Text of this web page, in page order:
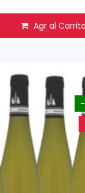
Agr al Carrito